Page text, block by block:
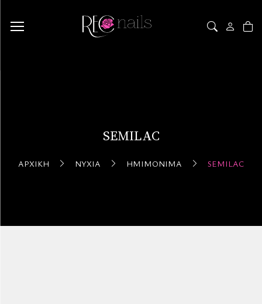
SEMILAC
ΑΡΧΙΚΉ ΝΎΧΙΑ ΗΜΙΜΌΝΙΜΑ SEMILAC